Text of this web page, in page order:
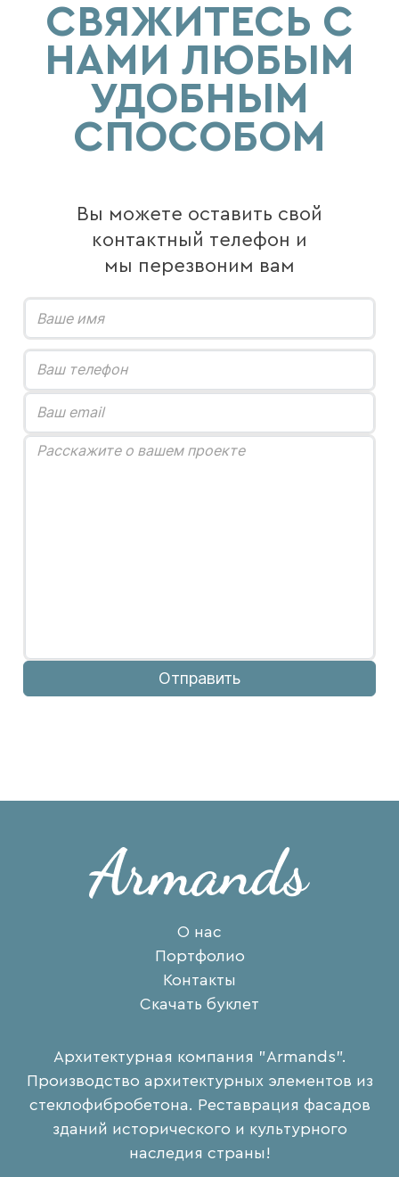
СВЯЖИТЕСЬ С
НАМИ ЛЮБЫМ
УДОБНЫМ
СПОСОБОМ
Вы можете оставить свой
контактный телефон и
мы перезвоним вам
Отправить
О нас
Портфолио
Контакты
Скачать буклет
Архитектурная компания "Armands".
Производство архитектурных элементов из
стеклофибробетона. Реставрация фасадов
зданий исторического и культурного
наследия страны!